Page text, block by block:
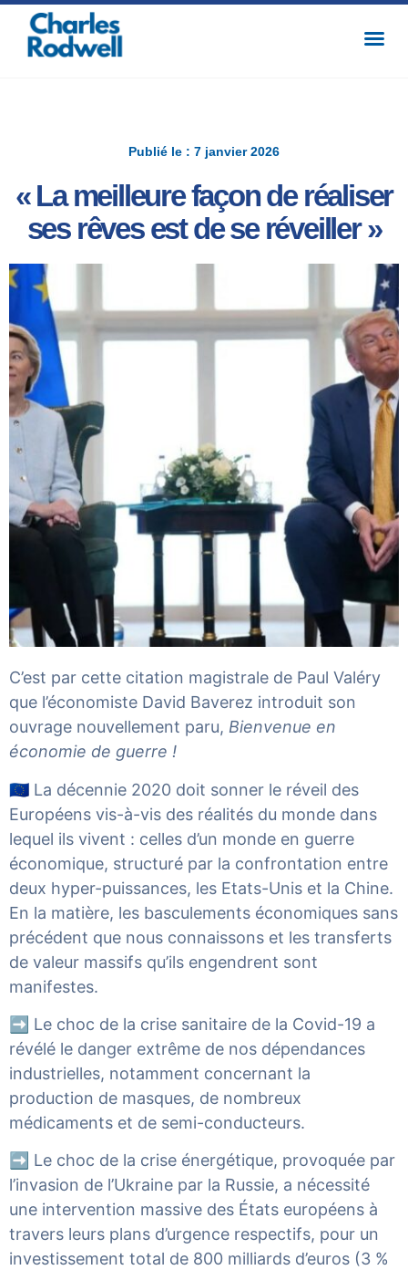
Publié le : 7 janvier 2026
« La meilleure façon de réaliser
ses rêves est de se réveiller »
C’est par cette citation magistrale de Paul Valéry
que l’économiste David Baverez introduit son
ouvrage nouvellement paru, Bienvenue en
économie de guerre !
🇪🇺 La décennie 2020 doit sonner le réveil des
Européens vis-à-vis des réalités du monde dans
lequel ils vivent : celles d’un monde en guerre
économique, structuré par la confrontation entre
deux hyper-puissances, les Etats-Unis et la Chine.
En la matière, les basculements économiques sans
précédent que nous connaissons et les transferts
de valeur massifs qu’ils engendrent sont
manifestes.
➡️ Le choc de la crise sanitaire de la Covid-19 a
révélé le danger extrême de nos dépendances
industrielles, notamment concernant la
production de masques, de nombreux
médicaments et de semi-conducteurs.
➡️ Le choc de la crise énergétique, provoquée par
l’invasion de l’Ukraine par la Russie, a nécessité
une intervention massive des États européens à
travers leurs plans d’urgence respectifs, pour un
investissement total de 800 milliards d’euros (3 %